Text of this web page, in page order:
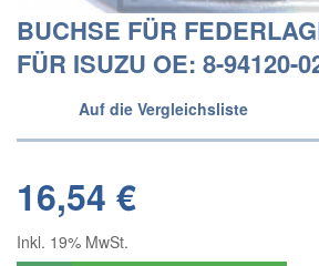
BUCHSE FÜR
FÜR ISUZU OE: 8-94120-
Auf die Vergleichsliste
16,54 €
Inkl. 19% MwSt.